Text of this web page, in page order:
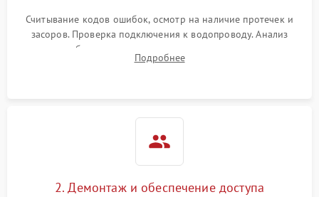
Считывание кодов ошибок, осмотр на наличие протечек и
засоров. Проверка подключения к водопроводу. Анализ
жалоб на отсутствие слива, нагрева, вращения
разбрызгивателей или срабатывание системы защиты
Подробнее
2. Демонтаж и обеспечение доступа